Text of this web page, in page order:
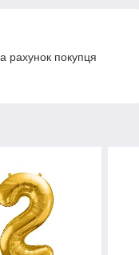
рахунок покупця